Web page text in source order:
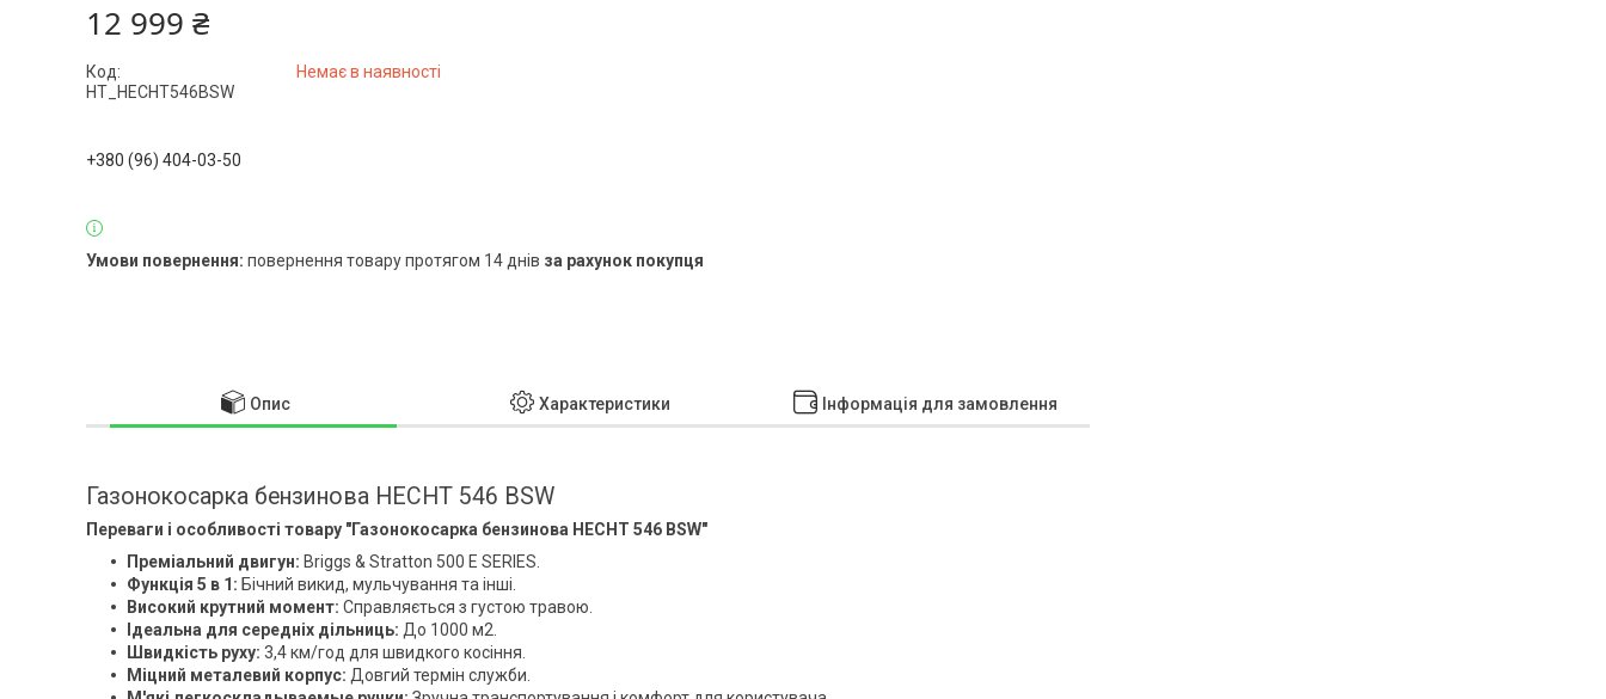
12 999 ₴
Немає в наявності
Код:
HT_HECHT546BSW
+380 (96) 404-03-50
повернення товару протягом 14 днів за рахунок покупця
Опис Характеристики Інформація для замовлення
Газонокосарка бензинова HECHT 546 BSW
Переваги і особливості товару "Газонокосарка бензинова HECHT 546 BSW"
Преміальний двигун: Briggs & Stratton 500 E SERIES.
Функція 5 в 1: Бічний викид, мульчування та інші.
Високий крутний момент: Справляється з густою травою.
Ідеальна для середніх дільниць: До 1000 м2.
Швидкість руху: 3,4 км/год для швидкого косіння.
Міцний металевий корпус: Довгий термін служби.